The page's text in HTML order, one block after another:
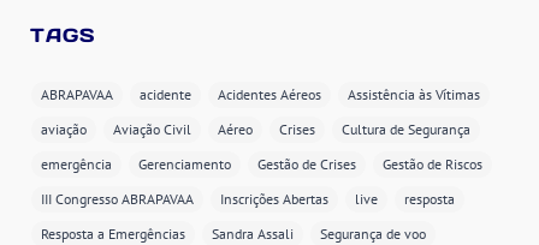
TAGS
ABRAPAVAA acidente Acidentes Aéreos
Assistência às Vítimas
aviação
Aviação Civil Aéreo Crises
Cultura de Segurança
emergência
Gerenciamento Gestão de Crises
Gestão de Riscos
III Congresso ABRAPAVAA
Inscrições Abertas live
resposta
Resposta a Emergências
Sandra Assali Segurança de voo